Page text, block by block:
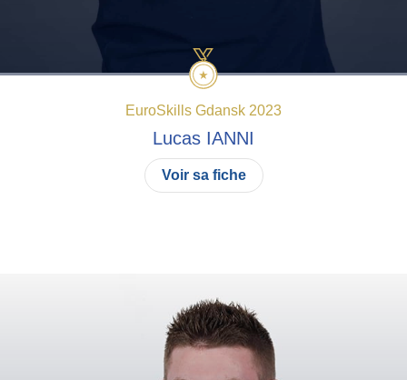
EuroSkills Gdansk 2023
Lucas IANNI
Voir sa fiche